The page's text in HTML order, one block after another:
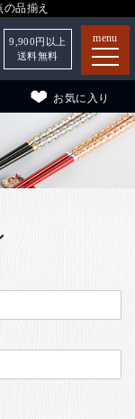
品揃え
menu
お気に入り
9,900 円以上
送料無料